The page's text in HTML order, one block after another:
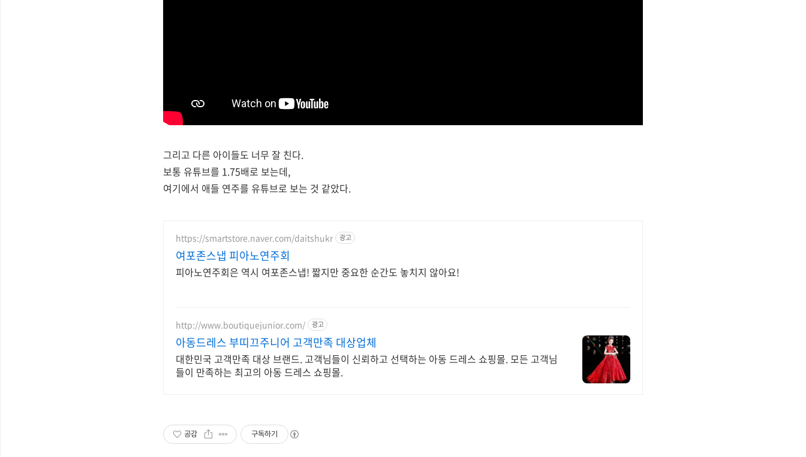
그리고 다른 아이들도 너무 잘 친다.
보통 유튜브를 1.75배로 보는데,
여기에서 애들 연주를 유튜브로 보는 것 같았다.
https://smartstore.naver.com/daitshukr 광고
여포존스냅 피아노연주회
피아노연주회은 역시 여포존스냅! 짧지만 중요한 순간도 놓치지 않아요!
http://www.boutiquejunior.com/ 광고
아동드레스 부띠끄주니어 고객만족 대상업체
대한민국 고객만족 대상 브랜드. 고객님들이 신뢰하고 선택하는 아동 드레스 쇼핑몰. 모든 고객님
들이 만족하는 최고의 아동 드레스 쇼핑몰.
공감 구독하기